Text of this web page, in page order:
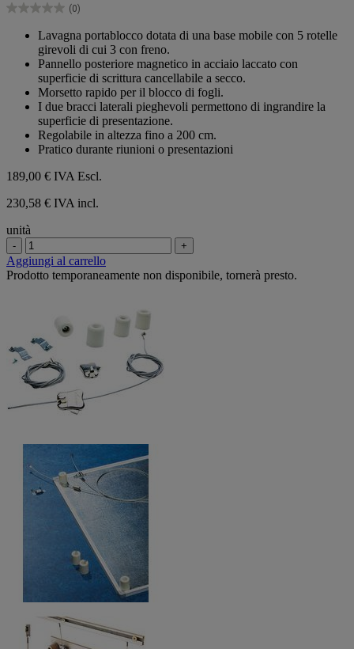
stelle.
(0)
0.0
Lavagna portablocco dotata di una base mobile con 5 rotelle
girevoli di cui 3 con freno.
Pannello posteriore magnetico in acciaio laccato con
superficie di scrittura cancellabile a secco.
Morsetto rapido per il blocco di fogli.
I due bracci laterali pieghevoli permettono di ingrandire la
superficie di presentazione.
Regolabile in altezza fino a 200 cm.
Pratico durante riunioni o presentazioni
189,00 € IVA Escl.
230,58 € IVA incl.
unità
- +
Aggiungi al carrello
Prodotto temporaneamente non disponibile, tornerà presto.